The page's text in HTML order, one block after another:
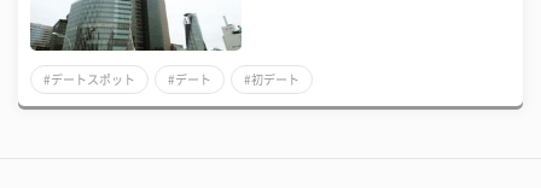
#デートスポット #デート #初デート